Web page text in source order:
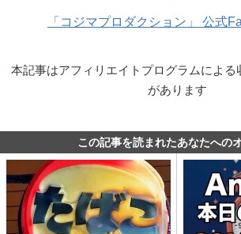
「コジマプロダクション」 公式
本記事はアフィリエイトプログラムによる
があります
この記事を読まれたあなたへの